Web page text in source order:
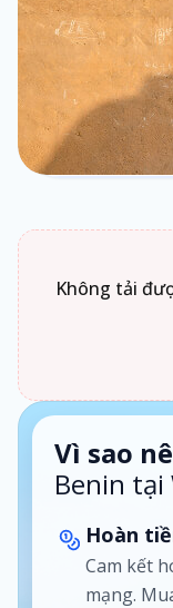
2
Loại gói
Theo
Chưa biết
Bấm vào
Loại
dụng.
Không tải
Vì sao
Benin tại
Hoàn
Cam kết
mạng.